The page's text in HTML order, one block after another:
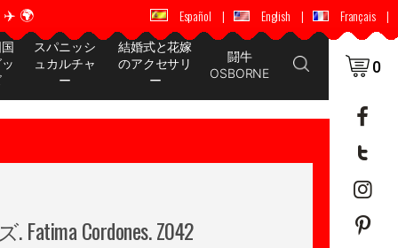
✈️ 🌍 🚚 📦 世界中に配送 ✈️ 🌍
Español | English | Français |
スパニッシ
ュカルチャ
ー
結婚式と花嫁
のアクセサリ
ー
闘牛
OSBORNE
0
Fatima Cordones. Z042